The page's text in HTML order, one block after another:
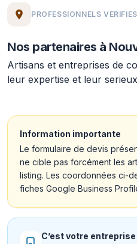
PROFESSIONNELS VERIFIES
Nos partenaires à
Artisans et entreprises de
leur expertise et leur
Information importante
Le formulaire de devis
ne cible pas forcément les
listing. Les coordonnées ci-
fiches Google Business
C’est votre entreprise